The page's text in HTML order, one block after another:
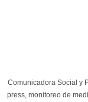
Comunicadora Social y
press, monitoreo de